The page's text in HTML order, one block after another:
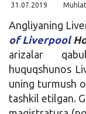
31.07.2019
Angliyaning
of Liverpool
arizalar
huquqshunos
uning turmush
tashkil etilgan.